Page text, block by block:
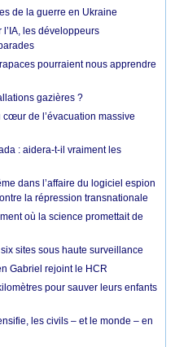
de la guerre en Ukraine
les développeurs
pourraient nous apprendre
gazières ?
de l’évacuation massive
: aidera-t-il vraiment les
dans l’affaire du logiciel espion
la répression transnationale
où la science promettait de
sites sous haute surveillance
Gabriel rejoint le HCR
pour sauver leurs enfants
les civils – et le monde – en